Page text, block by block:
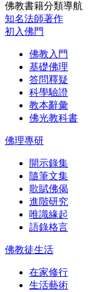
佛教書籍分類導航
知名法師著作
初入佛門
佛教入門
基礎佛理
答問釋疑
科學驗證
教本辭彙
佛光教科書
佛理專研
開示錄集
隨筆文集
歌賦佛偈
進階研究
唯識緣起
語錄格言
佛教徒生活
在家修行
生活藝術